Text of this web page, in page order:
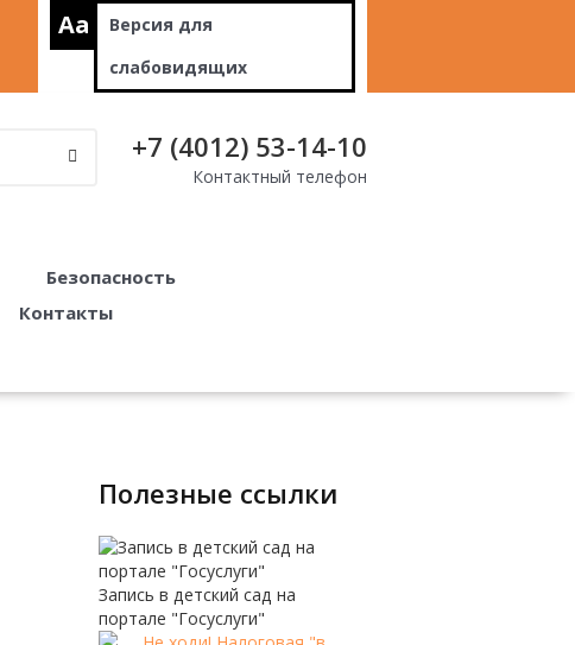
Aa
Версия для
слабовидящих
+7 (4012) 53-14-10
Контактный телефон
Безопасность
Контакты
полезные ссылки
Запись в детский сад на
портале "Госуслуги"